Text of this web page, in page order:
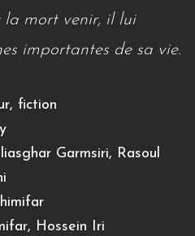
la mort venir, il lui
importantes de sa vie.
fiction
Garmsiri, Rasoul
Hossein Iri